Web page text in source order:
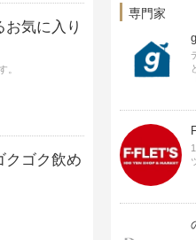
お気に入り
。
クゴク飲め
専門家